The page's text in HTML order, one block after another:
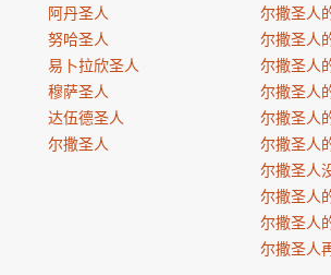
阿丹圣人
努哈圣人
易卜拉欣圣人
穆萨圣人
达伍德圣人
尔撒圣人
尔撒圣人
尔撒圣人
尔撒圣人
尔撒圣人
尔撒圣人
尔撒圣人
尔撒圣人
尔撒圣人
尔撒圣人
尔撒圣人